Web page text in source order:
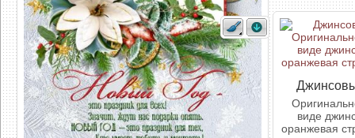
виде
оранжевая